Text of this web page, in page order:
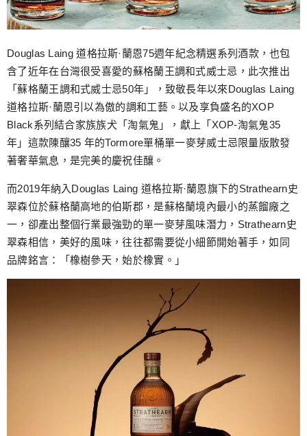
Douglas Laing 道格拉斯·蘭恩75週年紀念精選系列酒款，也包
含了近年在台灣很受喜愛的蘇格蘭王調和式威士忌，此次推出
「蘇格蘭王調和式威士忌50年」，致敬長年以來Douglas Laing
道格拉斯·蘭恩引以為傲的調和工藝。以及享負盛名的XOP
Black系列結合家族族犬「淘氣鬼」，獻上「XOP-淘氣鬼35
年」這款陳釀35 年的Tormore單桶單一麥芽威士忌限量版散發
著奢華氣息，是完美的慶祝佳釀。
而2019年納入Douglas Laing 道格拉斯·蘭恩旗下的Strathearn史
翠森位於蘇格蘭高地的伯斯郡，是蘇格蘭境內最小的蒸餾廠之
⼀，卻產出整個行業最強勁的單⼀麥芽風味潛力，Strathearn史
翠森相信，美好的風味，往往都需要從小細節開始著手，如同
品牌銘言：「橡樹參天，始於橡實。」